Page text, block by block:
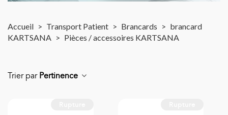
Accueil > Transport Patient > Brancards > brancard
KARTSANA > Pièces / accessoires KARTSANA
Trier par Pertinence